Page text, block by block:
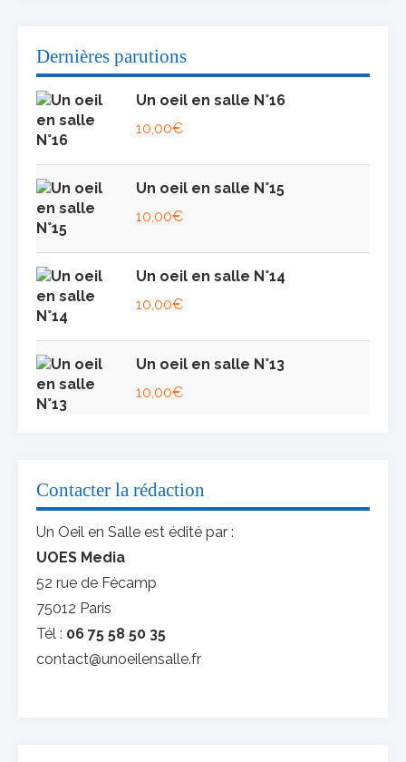
Dernières parutions
Un oeil en salle N°16
10,00€
Un oeil en salle N°15
10,00€
Un oeil en salle N°14
10,00€
Un oeil en salle N°13
10,00€
Contacter la rédaction
Un Oeil en Salle est édité par :
UOES Media
52 rue de Fécamp
75012 Paris
Tél : 06 75 58 50 35
contact@unoeilensalle.fr